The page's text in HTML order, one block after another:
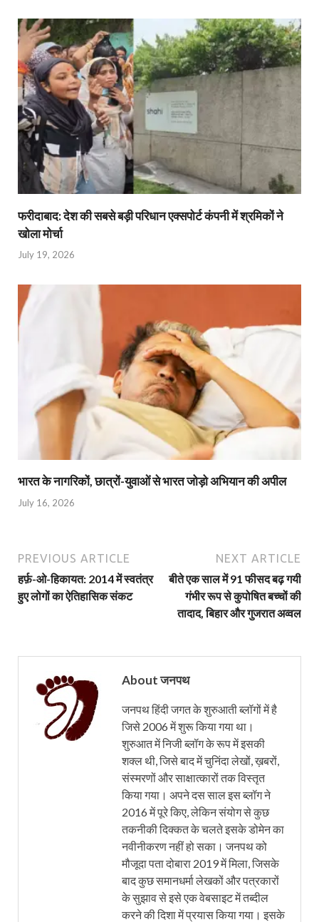
फरीदाबाद: देश की सबसे बड़ी परिधान एक्सपोर्ट कंपनी में श्रमिकों ने
खोला मोर्चा
July 19, 2026
भारत के नागरिकों, छात्रों-युवाओं से भारत जोड़ो अभियान की अपील
July 16, 2026
PREVIOUS ARTICLE
हर्फ़-ओ-हिकायत: 2014 में स्वतंत्र
हुए लोगों का ऐतिहासिक संकट
NEXT ARTICLE
बीते एक साल में 91 फीसद बढ़ गयी
गंभीर रूप से कुपोषित बच्चों की
तादाद, बिहार और गुजरात अव्वल
About जनपथ
जनपथ हिंदी जगत के शुरुआती ब्लॉगों में है
जिसे 2006 में शुरू किया गया था।
शुरुआत में निजी ब्लॉग के रूप में इसकी
शक्ल थी, जिसे बाद में चुनिंदा लेखों, ख़बरों,
संस्मरणों और साक्षात्कारों तक विस्तृत
किया गया। अपने दस साल इस ब्लॉग ने
2016 में पूरे किए, लेकिन संयोग से कुछ
तकनीकी दिक्कत के चलते इसके डोमेन का
नवीनीकरण नहीं हो सका। जनपथ को
मौजूदा पता दोबारा 2019 में मिला, जिसके
बाद कुछ समानधर्मा लेखकों और पत्रकारों
के सुझाव से इसे एक वेबसाइट में तब्दील
करने की दिशा में प्रयास किया गया। इसके